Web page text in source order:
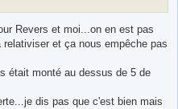
Revers et moi...on en est pas
et ça nous empêche pas
était monté au dessus de 5 de
dis pas que c'est bien mais